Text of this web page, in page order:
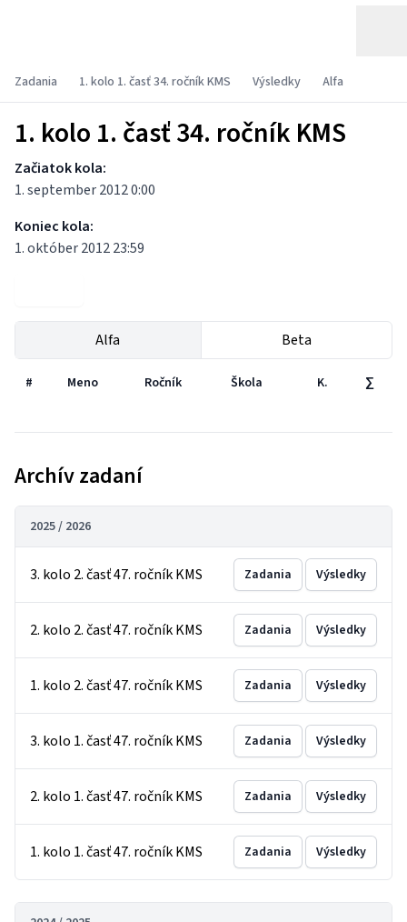
Zadania 1. kolo 1. časť 34. ročník KMS Výsledky Alfa
1. kolo 1. časť 34. ročník KMS
Začiatok kola:
1. september 2012 0:00
Koniec kola:
1. október 2012 23:59
Alfa Beta
# Meno Ročník Škola K. ∑
Archív zadaní
2025 / 2026
3. kolo 2. časť 47. ročník KMS Zadania Výsledky
2. kolo 2. časť 47. ročník KMS Zadania Výsledky
1. kolo 2. časť 47. ročník KMS Zadania Výsledky
3. kolo 1. časť 47. ročník KMS Zadania Výsledky
2. kolo 1. časť 47. ročník KMS Zadania Výsledky
1. kolo 1. časť 47. ročník KMS Zadania Výsledky